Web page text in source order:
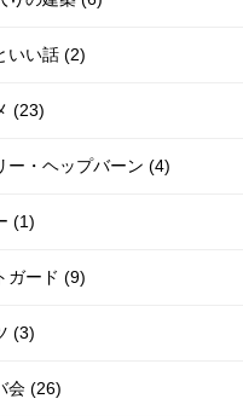
いい話 (2)
(23)
ー・ヘップバーン (4)
(1)
ガード (9)
(3)
会 (26)